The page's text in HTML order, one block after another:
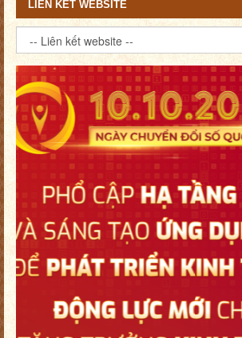
LIÊN KẾT WEBSITE